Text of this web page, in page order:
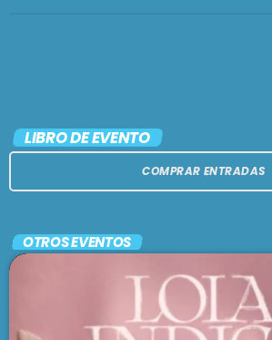
UNA MAÑANA CUALQUIERA
7:30 am - 9:30 am
LIBRO DE EVENTO
COMPRAR ENTRADAS
OTROS EVENTOS